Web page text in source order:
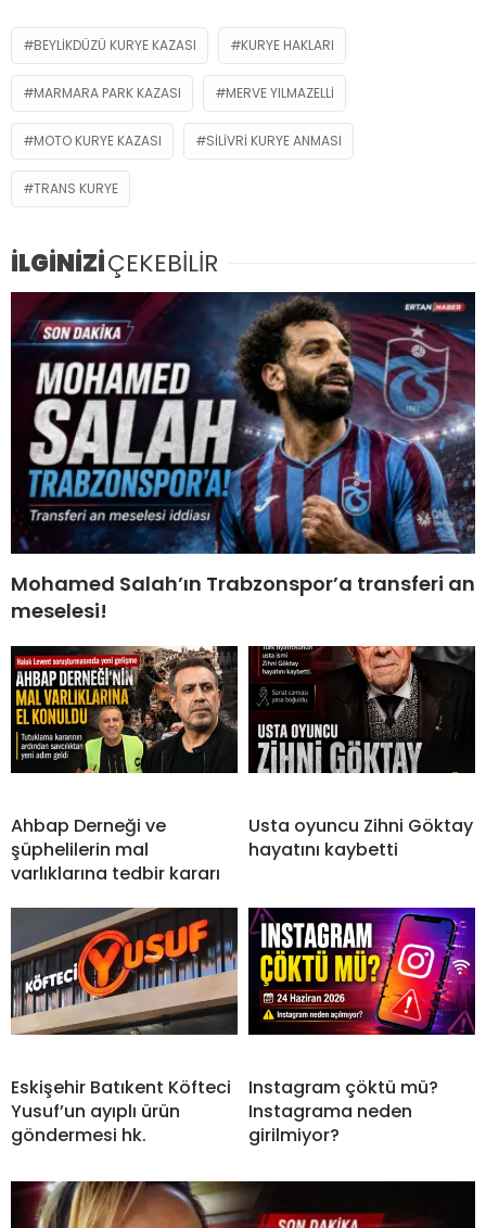
BEYLIKDÜZÜ KURYE KAZASI KURYE HAKLARI
MARMARA PARK KAZASI MERVE YILMAZELLI
MOTO KURYE KAZASI SILIVRI KURYE ANMASI
TRANS KURYE
İLGİNİZİÇEKEBİLİR
Mohamed Salah’ın Trabzonspor’a transferi an
meselesi!
Ahbap Derneği ve
şüphelilerin mal
varlıklarına tedbir kararı
Usta oyuncu Zihni Göktay
hayatını kaybetti
Eskişehir Batıkent Köfteci
Yusuf’un ayıplı ürün
göndermesi hk.
Instagram çöktü mü?
Instagrama neden
girilmiyor?